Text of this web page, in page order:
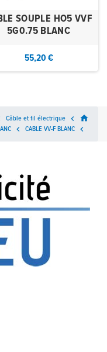
SOUPLE HO5 VVF
5G0.75 BLANC
55,20 €
home

Câble et fil électrique

CABLE VV-F BLANC
